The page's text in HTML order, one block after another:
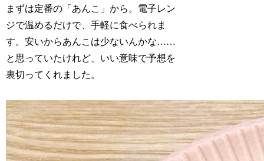
まずは定番の「あんこ」から。電子レン
ジで温めるだけで、手軽に食べられま
す。安いからあんこは少ないんかな……
と思っていたけれど、いい意味で予想を
裏切ってくれました。